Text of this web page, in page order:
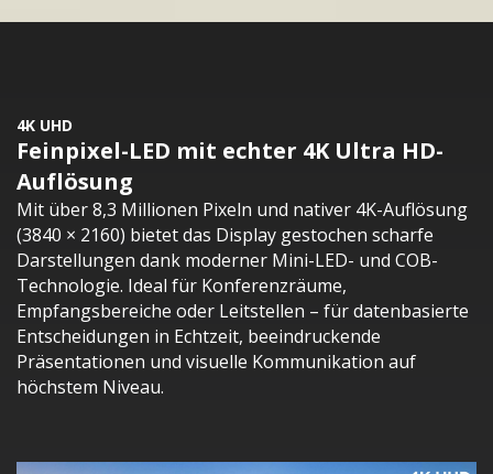
4K UHD
Feinpixel-LED mit echter 4K Ultra HD-
Auflösung
Mit über 8,3 Millionen Pixeln und nativer 4K-Auflösung
(3840 × 2160) bietet das Display gestochen scharfe
Darstellungen dank moderner Mini-LED- und COB-
Technologie. Ideal für Konferenzräume,
Empfangsbereiche oder Leitstellen – für datenbasierte
Entscheidungen in Echtzeit, beeindruckende
Präsentationen und visuelle Kommunikation auf
höchstem Niveau.